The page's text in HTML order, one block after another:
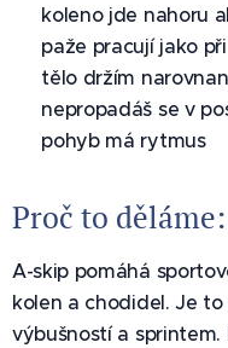
✅ koleno jde nahoru
✅ paže pracují jako
✅ tělo držím
✅ nepropadáš se v
✅ pohyb má rytmus
Proč to děláme:
A-skip pomáhá
kolen a chodidel. Je
výbušností a sprintem.